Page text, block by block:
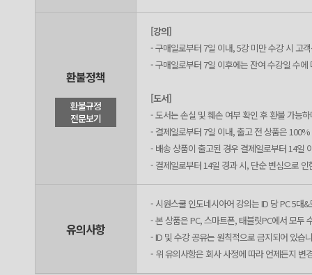
환불정책
환불규정
전문보기
[강의]
- 구매일로부터 7일 이내, 5강 미만 수강 시 고
- 구매일로부터 7일 이후에는 잔여 수강일 수
[도서]
- 도서는 손실 및 훼손 여부 확인 후 환불 가능
- 결제일로부터 7일 이내, 출고 전 상품은
- 배송 상품이 출고된 경우 결제일로부터 14일
- 결제일로부터 14일 경과 시, 단순 변심으로
유의사항
- 시원스쿨 인도네시아어 강의는 ID 당 PC 5대
- 본 상품은 PC, 스마트폰, 태블릿PC에서 모두
- ID 및 수강 공유는 원칙적으로 금지되어 있습
- 위 유의사항은 회사 사정에 따라 언제든지 변